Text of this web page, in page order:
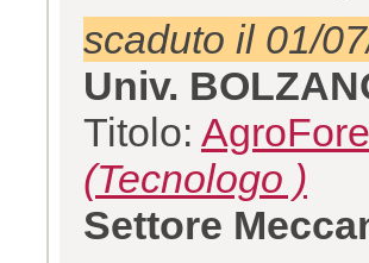
scaduto il 01/
Univ.
Titolo:
(Tecnologo )
Settore